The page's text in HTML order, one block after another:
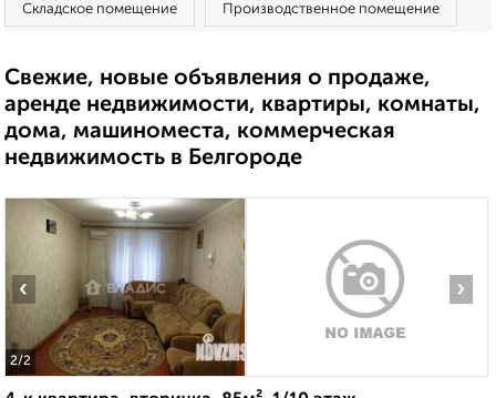
Складское помещение Производственное помещение
Свежие, новые объявления о продаже,
аренде недвижимости, квартиры, комнаты,
дома, машиноместа, коммерческая
недвижимость в Белгороде
2/2
‹ ›